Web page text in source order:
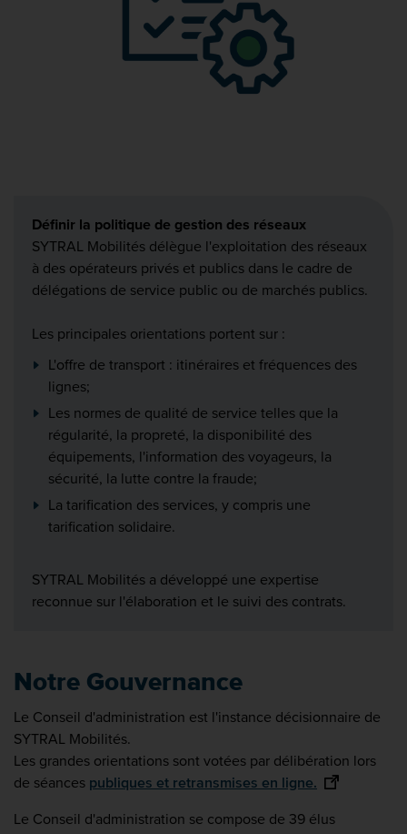
Définir la politique de gestion des réseaux
SYTRAL Mobilités délègue l'exploitation des réseaux
à des opérateurs privés et publics dans le cadre de
délégations de service public ou de marchés publics.
Les principales orientations portent sur :
L'offre de transport : itinéraires et fréquences des
lignes;
Les normes de qualité de service telles que la
régularité, la propreté, la disponibilité des
équipements, l'information des voyageurs, la
sécurité, la lutte contre la fraude;
La tarification des services, y compris une
tarification solidaire.
SYTRAL Mobilités a développé une expertise
reconnue sur l'élaboration et le suivi des contrats.
Notre Gouvernance
Le Conseil d'administration est l'instance décisionnaire de
SYTRAL Mobilités.
Les grandes orientations sont votées par délibération lors
de séances publiques et retransmises en ligne.
Le Conseil d'administration se compose de 39 élus